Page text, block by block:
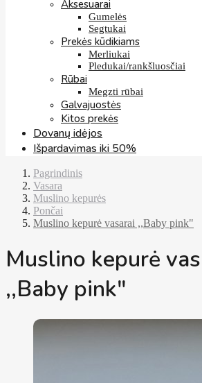
Aksesuarai
Gumelės
Segtukai
Prekės kūdikiams
Merliukai
Pledukai/rankšluosčiai
Rūbai
Megzti rūbai
Galvajuostės
Kitos prekės
Dovanų idėjos
Išpardavimas iki 50%
Pagrindinis
Vasara
Muslino kepurės
Pončai
Muslino kepurė vasarai ,,Baby pink"
Muslino kepurė
,,Baby pink"